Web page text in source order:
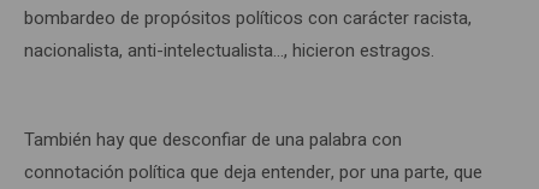
bombardeo de propósitos políticos con carácter racista,
nacionalista, anti-intelectualista…, hicieron estragos.
También hay que desconfiar de una palabra con
connotación política que deja entender, por una parte, que